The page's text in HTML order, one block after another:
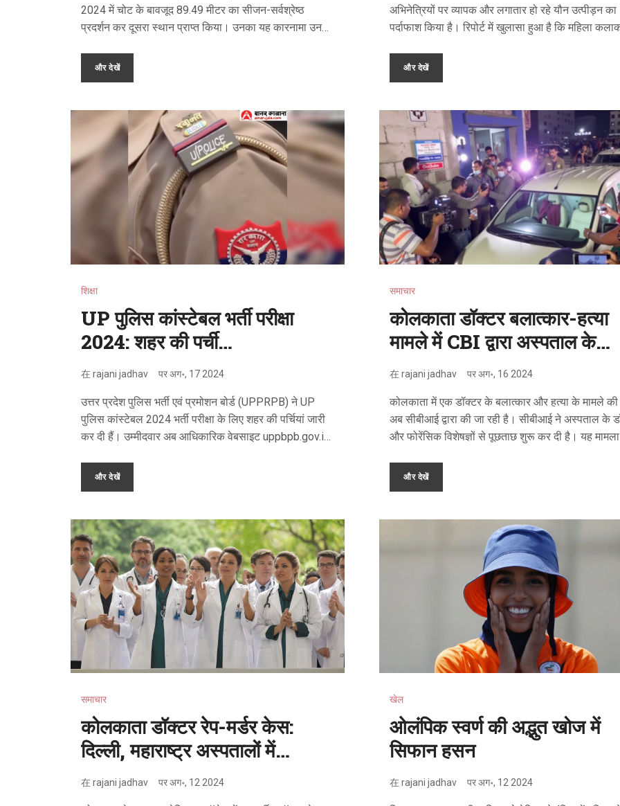
2024 में चोट के बावजूद 89.49 मीटर का सीजन-सर्वश्रेष्ठ
प्रदर्शन कर दूसरा स्थान प्राप्त किया। उनका यह कारनामा उनकी
पीटर्स ने 90.24 मीटर की फेंक के साथ पहला स्थान हासिल
और देखें
अभिनेत्रियों पर व्यापक और लगातार हो रहे यौन उत्पीड़न का
पर्दाफाश किया है। रिपोर्ट में खुलासा हुआ है कि महिला
पड़ता है। यह समिति 2019 में 2017 की अभिनेत्री हमले
और देखें
शिक्षा
UP पुलिस कांस्टेबल भर्ती परीक्षा
2024: शहर की पर्ची
uppbpb.gov.in पर जारी -
डाउनलोड करने का सीधा लिंक
在rajani jadhav परअग॰, 17 2024
उत्तर प्रदेश पुलिस भर्ती एवं प्रमोशन बोर्ड (UPPRPB) ने UP
पुलिस कांस्टेबल 2024 भर्ती परीक्षा के लिए शहर की पर्चियां जारी
कर दी हैं। उम्मीदवार अब आधिकारिक वेबसाइट uppbpb.gov.in
पर्चियों में परीक्षा केंद्र की जानकारी होती है जहां उम्मीदवार परीक्षा
और देखें
समाचार
कोलकाता डॉक्टर बलात्कार-हत्या
मामले में CBI द्वारा अस्पताल के
डॉक्टरों और फोरेंसिक विशेषज्ञों से
सख्ती से पूछताछ
在rajani jadhav परअग॰, 16 2024
कोलकाता में एक डॉक्टर के बलात्कार और हत्या के मामले
अब सीबीआई द्वारा की जा रही है। सीबीआई ने अस्पताल के
और फोरेंसिक विशेषज्ञों से पूछताछ शुरू कर दी है। यह मामला
के चलते कलकत्ता उच्च न्यायालय ने सीबीआई जांच का आदेश
और देखें
समाचार
कोलकाता डॉक्टर रेप-मर्डर केस:
दिल्ली, महाराष्ट्र अस्पतालों में
हड़ताल के चलते वैकल्पिक सेवाएं
ठप
在rajani jadhav परअग॰, 12 2024
खेल
ओलंपिक स्वर्ण की अद्भुत खोज में
सिफान हसन
在rajani jadhav परअग॰, 12 2024